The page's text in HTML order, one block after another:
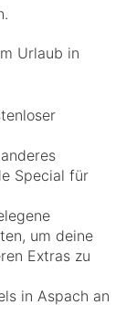
Urlaub in
Special für
um deine
Extras zu
in Aspach an